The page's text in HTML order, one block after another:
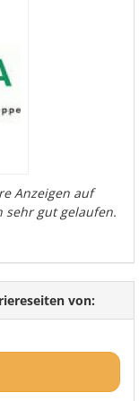
Anzeigen auf
sehr gut gelaufen.
von: